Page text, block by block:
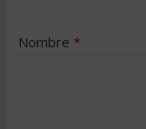
Nombre *